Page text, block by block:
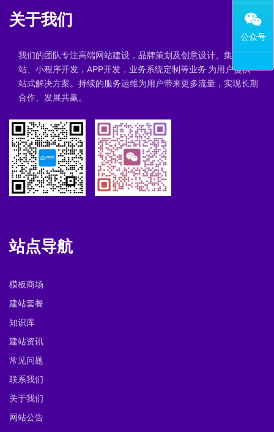
关于我们
我们的团队专注高端网站建设，品牌策划及创意设计、集群建
站、小程序开发，APP开发，业务系统定制等业务 为用户提供一
站式解决方案。持续的服务运维为用户带来更多流量，实现长期
合作、发展共赢。
站点导航
模板商场
建站套餐
知识库
建站资讯
常见问题
联系我们
关于我们
网站公告